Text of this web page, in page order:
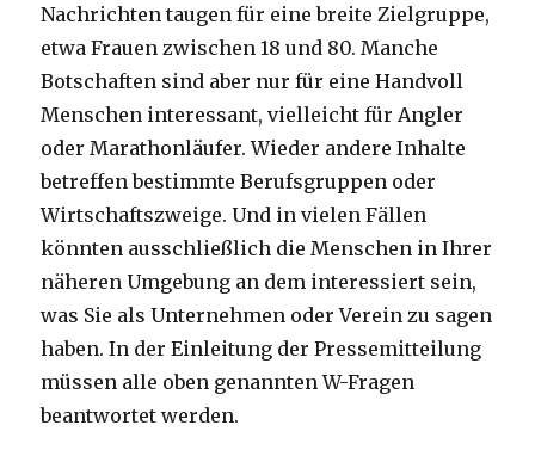
Nachrichten taugen für eine breite Zielgruppe,
etwa Frauen zwischen 18 und 80. Manche
Botschaften sind aber nur für eine Handvoll
Menschen interessant, vielleicht für Angler
oder Marathonläufer. Wieder andere Inhalte
betreffen bestimmte Berufsgruppen oder
Wirtschaftszweige. Und in vielen Fällen
könnten ausschließlich die Menschen in Ihrer
näheren Umgebung an dem interessiert sein,
was Sie als Unternehmen oder Verein zu sagen
haben. In der Einleitung der Pressemitteilung
müssen alle oben genannten W-Fragen
beantwortet werden.